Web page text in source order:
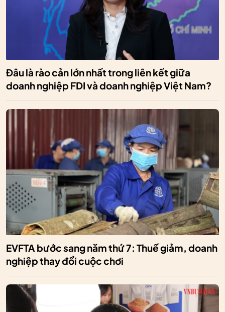
Đâu là rào cản lớn nhất trong liên kết giữa
doanh nghiệp FDI và doanh nghiệp Việt Nam?
EVFTA bước sang năm thứ 7: Thuế giảm, doanh
nghiệp thay đổi cuộc chơi